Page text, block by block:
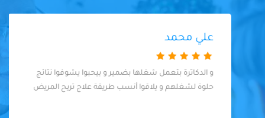
علي محمد
و الدكاترة بتعمل شغلها بضمير و بيحبوا يشوفوا نتائج
حلوة لشغلهم و يلاقوا أنسب طريقة علاج تريح المريض